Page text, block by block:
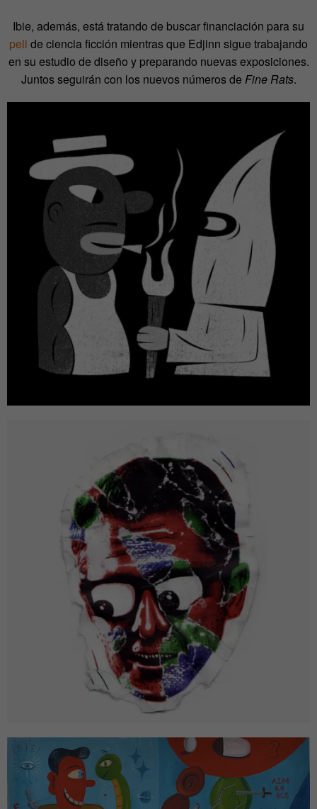
Ibie, además, está tratando de buscar financiación para su
peli de ciencia ficción mientras que Edjinn sigue trabajando
en su estudio de diseño y preparando nuevas exposiciones.
Juntos seguirán con los nuevos números de Fine Rats.